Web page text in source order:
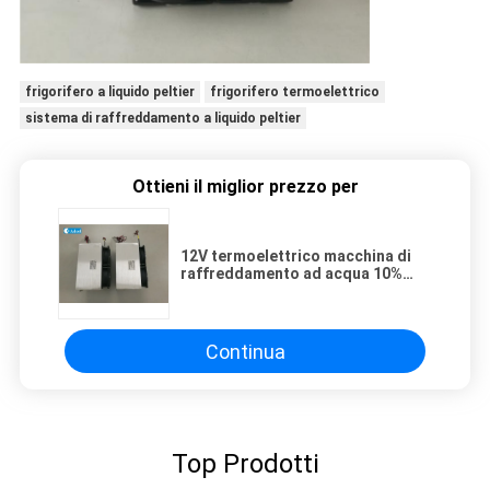
frigorifero a liquido peltier
frigorifero termoelettrico
sistema di raffreddamento a liquido peltier
Ottieni il miglior prezzo per
12V termoelettrico macchina di
raffreddamento ad acqua 10%
Continua
Top Prodotti